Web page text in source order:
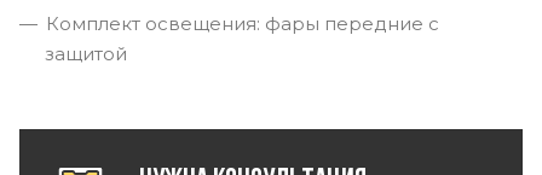
Комплект освещения: фары передние с
защитой